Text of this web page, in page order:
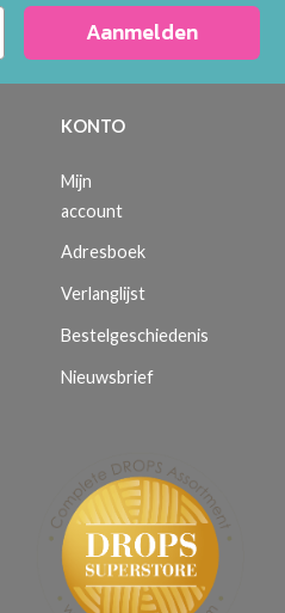
Aanmelden
KONTO
Mijn
account
Adresboek
Verlanglijst
Bestelgeschiedenis
Nieuwsbrief